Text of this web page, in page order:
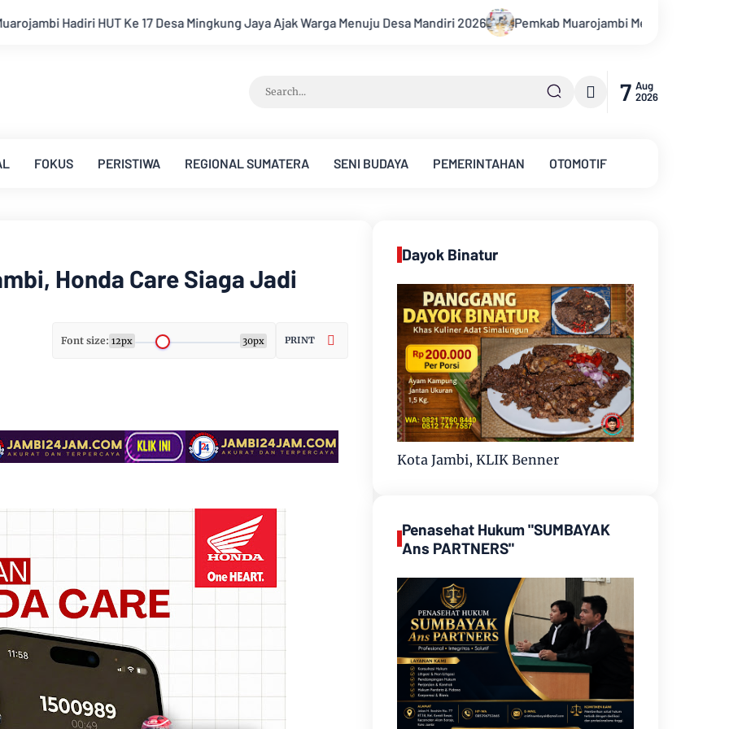
Jaya Ajak Warga Menuju Desa Mandiri 2026 Pemkab Muarojambi Mediasi Konflik PT Sinar Agro Tenera Unggul Dengan
7 Aug
2026
FOKUS PERISTIWA REGIONAL SUMATERA SENI BUDAYA PEMERINTAHAN OTOMOTIF
Honda Care Siaga Jadi
Font size: 12px 30px PRINT
Dayok Binatur
Kota Jambi, KLIK Benner
Penasehat Hukum "SUMBAYAK
Ans PARTNERS"